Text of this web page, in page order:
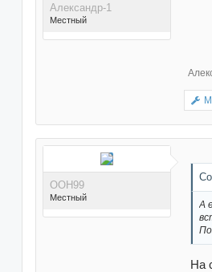
Александр-1
Местный
в 21 сообщениях
ООН99
Местный
А
На